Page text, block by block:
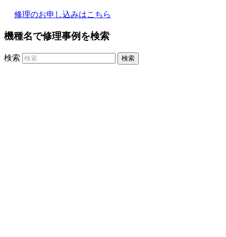
修理のお申し込みはこちら
機種名で修理事例を検索
検索